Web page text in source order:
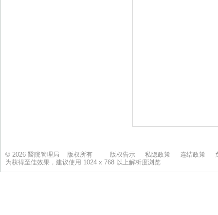
© 2026 醫院管理局 版权所有 版权告示 私隐政策 连结政策
为获得至佳效果，建议使用 1024 x 768 以上解析度浏览